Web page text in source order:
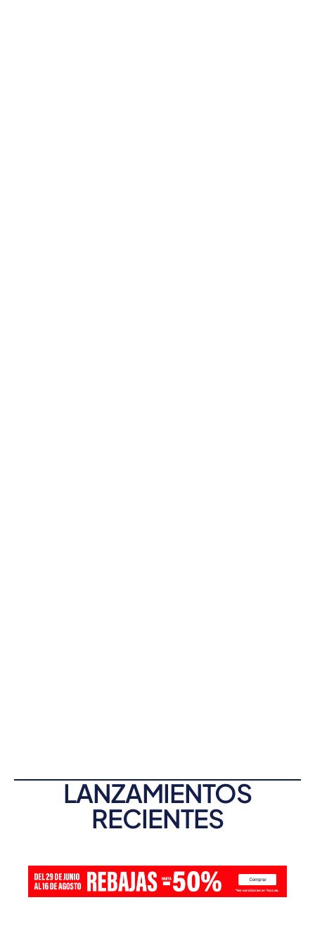
LANZAMIENTOS
RECIENTES